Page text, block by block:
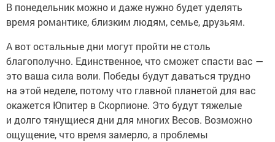
В понедельник можно и даже нужно будет уделять
время романтике, близким людям, семье, друзьям.
А вот остальные дни могут пройти не столь
благополучно. Единственное, что сможет спасти вас —
это ваша сила воли. Победы будут даваться трудно
на этой неделе, потому что главной планетой для вас
окажется Юпитер в Скорпионе. Это будут тяжелые
и долго тянущиеся дни для многих Весов. Возможно
ощущение, что время замерло, а проблемы